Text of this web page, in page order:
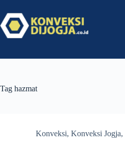
Tag hazmat
Konveksi, Konveksi Jogja,